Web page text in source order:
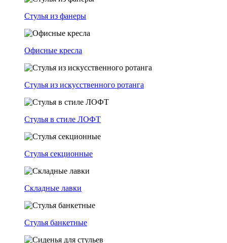
Стулья из фанеры
Офисные кресла
Стулья из искусственного ротанга
Стулья в стиле ЛОФТ
Стулья секционные
Складные лавки
Стулья банкетные